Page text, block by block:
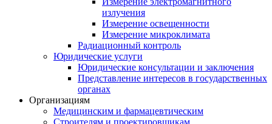
излучения
Измерение освещенности
Измерение микроклимата
Радиационный контроль
Юридические услуги
Юридические консультации и заключения
Представление интересов в государственных
органах​
Организациям
Медицинским и фармацевтическим
Строителям и проектировщикам